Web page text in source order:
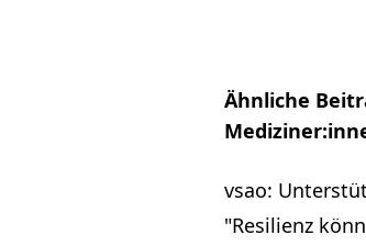
Ähnliche
vsao:
"Resilienz